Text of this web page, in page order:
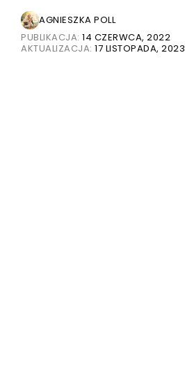
AGNIESZKA POLL
PUBLIKACJA: 14 CZERWCA, 2022
AKTUALIZACJA: 17 LISTOPADA, 2023